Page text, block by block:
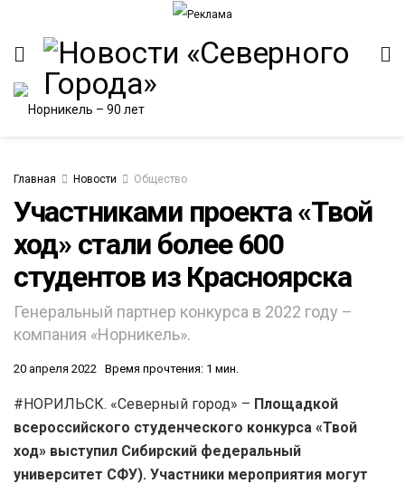
Главная Новости Общество
Участниками проекта «Твой
ход» стали более 600
студентов из Красноярска
Генеральный партнер конкурса в 2022 году –
компания «Норникель».
20 апреля 2022 Время прочтения: 1 мин.
#НОРИЛЬСК. «Северный город» – Площадкой
всероссийского студенческого конкурса «Твой
ход» выступил Сибирский федеральный
университет СФУ). Участники мероприятия могут